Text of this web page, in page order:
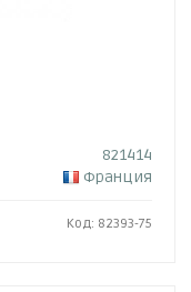
821414
Франция
Код: 82393-75